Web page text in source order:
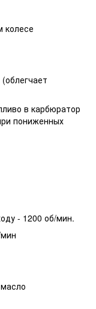
колесе
в карбюратор
пониженных
- 1200 об/мин.